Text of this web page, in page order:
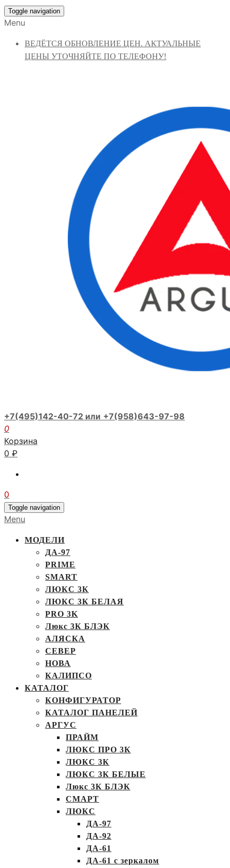
Toggle navigation
Menu
ВЕДЁТСЯ ОБНОВЛЕНИЕ ЦЕН. АКТУАЛЬНЫЕ
ЦЕНЫ УТОЧНЯЙТЕ ПО ТЕЛЕФОНУ!
+7(495)142-40-72 или +7(958)643-97-98
0
Корзина
0 ₽
0
Toggle navigation
Menu
МОДЕЛИ
ДА-97
PRIME
SMART
ЛЮКС 3К
ЛЮКС 3К БЕЛАЯ
PRO 3K
Люкс 3К БЛЭК
АЛЯСКА
СЕВЕР
НОВА
КАЛИПСО
КАТАЛОГ
КОНФИГУРАТОР
КАТАЛОГ ПАНЕЛЕЙ
АРГУС
ПРАЙМ
ЛЮКС ПРО 3К
ЛЮКС 3К
ЛЮКС 3К БЕЛЫЕ
Люкс 3К БЛЭК
СМАРТ
ЛЮКС
ДА-97
ДА-92
ДА-61
ДА-61 с зеркалом